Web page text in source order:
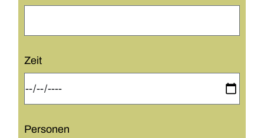
Zeit
Personen